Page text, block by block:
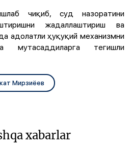
чиқиб, суд назоратини
жадаллаштириш ва
адолатли ҳуқуқий механизмни
мутасаддиларга тегишли
Мирзиёев
xabarlar